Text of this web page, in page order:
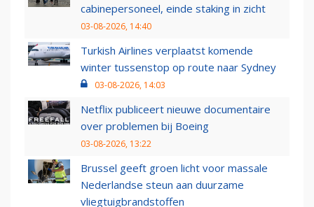
cabinepersoneel, einde staking in zicht
03-08-2026, 14:40
Turkish Airlines verplaatst komende
winter tussenstop op route naar Sydney
03-08-2026, 14:03
Netflix publiceert nieuwe documentaire
over problemen bij Boeing
03-08-2026, 13:22
Brussel geeft groen licht voor massale
Nederlandse steun aan duurzame
vliegtuigbrandstoffen